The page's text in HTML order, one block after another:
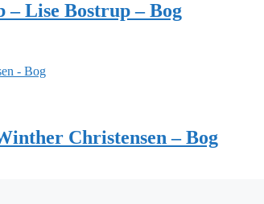
Lise Bostrup – Bog
Christensen – Bog